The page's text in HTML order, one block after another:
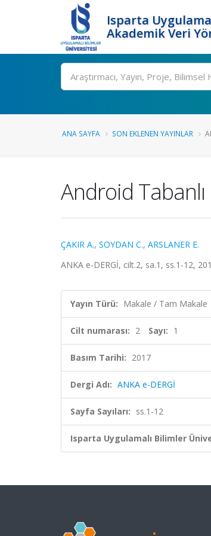
Isparta
Akademik Veri
Ara
ANA SAYFA SON EKLENEN YAYINLAR
Android
ÇAKIR A., SOYDAN C., ARSLANER E.
ANKA e-DERGİ, cilt.2, sa.1, ss.1-12,
Yayın Türü: Makale / Tam Makale
Cilt numarası: 2 Sayı: 1
Basım Tarihi: 2017
Dergi Adı: ANKA e-DERGİ
Sayfa Sayıları: ss.1-12
Isparta Uygulamalı Bilimler